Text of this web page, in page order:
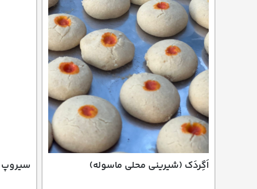
اَگِردَک (شیرینی محلی ماسوله) سیروپ